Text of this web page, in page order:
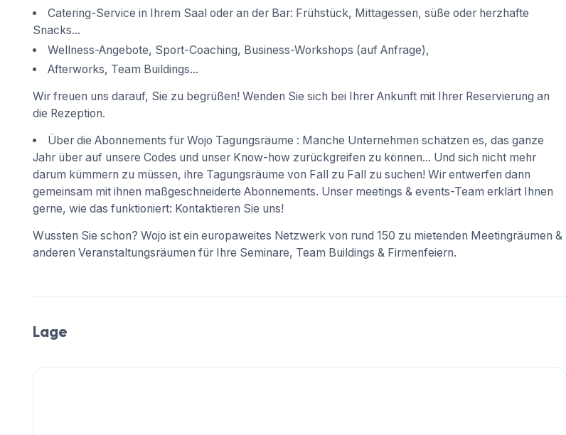
Catering-Service in Ihrem Saal oder an der Bar: Frühstück, Mittagessen, süße oder herzhafte
Snacks...
Wellness-Angebote, Sport-Coaching, Business-Workshops (auf Anfrage),
Afterworks, Team Buildings...
Wir freuen uns darauf, Sie zu begrüßen! Wenden Sie sich bei Ihrer Ankunft mit Ihrer Reservierung an
die Rezeption.
Über die Abonnements für Wojo Tagungsräume : Manche Unternehmen schätzen es, das ganze
Jahr über auf unsere Codes und unser Know-how zurückgreifen zu können... Und sich nicht mehr
darum kümmern zu müssen, ihre Tagungsräume von Fall zu Fall zu suchen! Wir entwerfen dann
gemeinsam mit ihnen maßgeschneiderte Abonnements. Unser meetings & events-Team erklärt Ihnen
gerne, wie das funktioniert: Kontaktieren Sie uns!
Wussten Sie schon? Wojo ist ein europaweites Netzwerk von rund 150 zu mietenden Meetingräumen &
anderen Veranstaltungsräumen für Ihre Seminare, Team Buildings & Firmenfeiern.
Lage